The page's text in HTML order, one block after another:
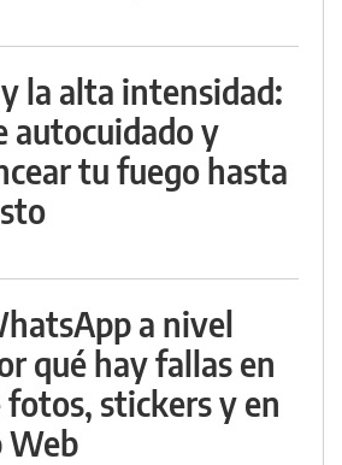
la alta intensidad:
autocuidado y
tu fuego hasta
a nivel
qué hay fallas en
fotos, stickers y en
Web